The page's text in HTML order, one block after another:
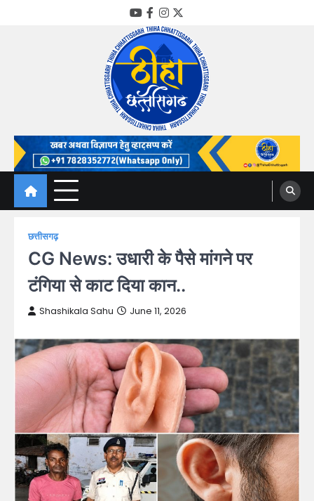
YouTube
Facebook
Instagram
Twitter
Thiha Chhattisgarh
गोठ जन-जन के
छत्तीसगढ़
CG News: उधारी के पैसे मांगने पर
टंगिया से काट दिया कान..
Shashikala Sahu June 11, 2026